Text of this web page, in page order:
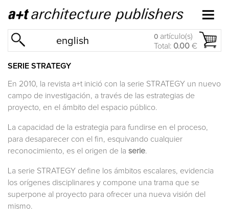
english 0 artículo(s)
Total: 0.00 €
SERIE STRATEGY
En 2010, la revista a+t inició con la serie STRATEGY un nuevo
campo de investigación, a través de las estrategias de
proyecto, en el ámbito del espacio público.
La capacidad de la estrategia para fundirse en el proceso,
para desaparecer con el fin, esquivando cualquier
reconocimiento, es el origen de la serie.
La serie STRATEGY define los ámbitos escalares, evidencia
los orígenes disciplinares y compone una trama que se
superpone al proyecto para ofrecer una nueva visión del
mismo.